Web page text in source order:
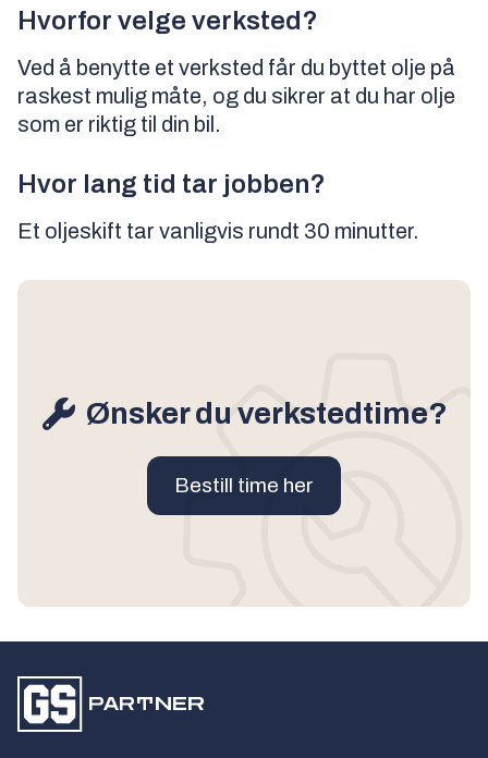
Hvorfor velge verksted?
Ved å benytte et verksted får du byttet olje på
raskest mulig måte, og du sikrer at du har olje
som er riktig til din bil.
Hvor lang tid tar jobben?
Et oljeskift tar vanligvis rundt 30 minutter.
Ønsker du verkstedtime?
Bestill time her